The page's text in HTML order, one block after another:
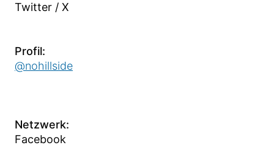
Twitter / X
Profil:
@nohillside
Netzwerk:
Facebook